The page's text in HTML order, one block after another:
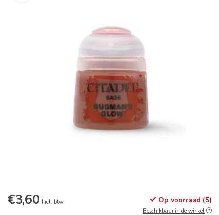
€3,60 Incl. btw Op voorraad (5)
Beschikbaar in de winkel